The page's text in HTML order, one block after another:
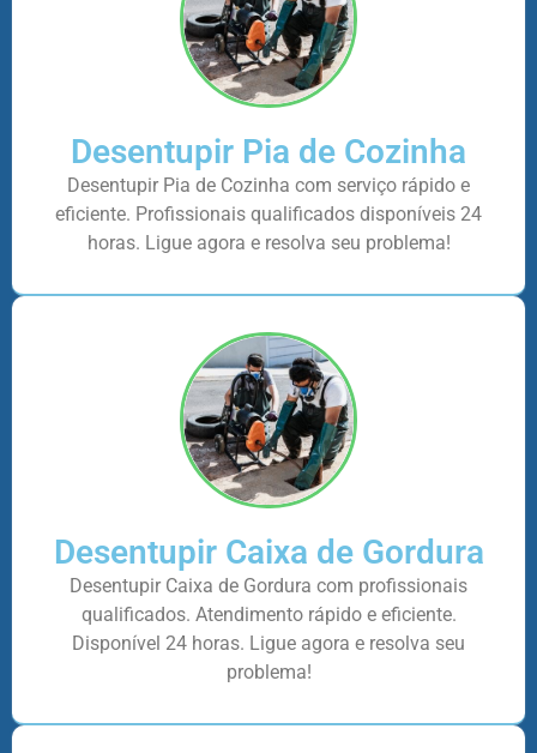
Desentupir Pia de Cozinha
Desentupir Pia de Cozinha com serviço rápido e
eficiente. Profissionais qualificados disponíveis 24
horas. Ligue agora e resolva seu problema!
Desentupir Caixa de Gordura
Desentupir Caixa de Gordura com profissionais
qualificados. Atendimento rápido e eficiente.
Disponível 24 horas. Ligue agora e resolva seu
problema!